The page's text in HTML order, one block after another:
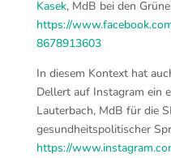
Kasek, MdB bei den
https://
8678913603
In diesem Kontext hat
Dellert auf Instagram ein
Lauterbach, MdB für die
gesundheitspolitischer
https://